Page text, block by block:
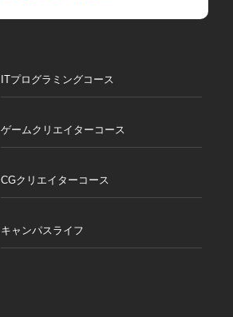
ITプログラミングコース
ゲームクリエイターコース
CGクリエイターコース
キャンパスライフ